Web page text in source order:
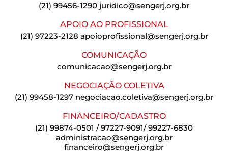
(21) 99456-1290 juridico@sengerj.org.br
APOIO AO PROFISSIONAL
(21) 97223-2128 apoioprofissional@sengerj.org.br
COMUNICAÇÃO
comunicacao@sengerj.org.br
NEGOCIAÇÃO COLETIVA
(21) 99458-1297 negociacao.coletiva@sengerj.org.br
FINANCEIRO/CADASTRO
(21) 99874-0501 / 97227-9091/ 99227-6830
administracao@sengerj.org.br
financeiro@sengerj.org.br